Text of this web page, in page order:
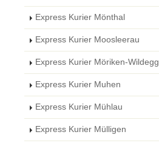
Express Kurier Mönthal
Express Kurier Moosleerau
Express Kurier Möriken-Wildegg
Express Kurier Muhen
Express Kurier Mühlau
Express Kurier Mülligen